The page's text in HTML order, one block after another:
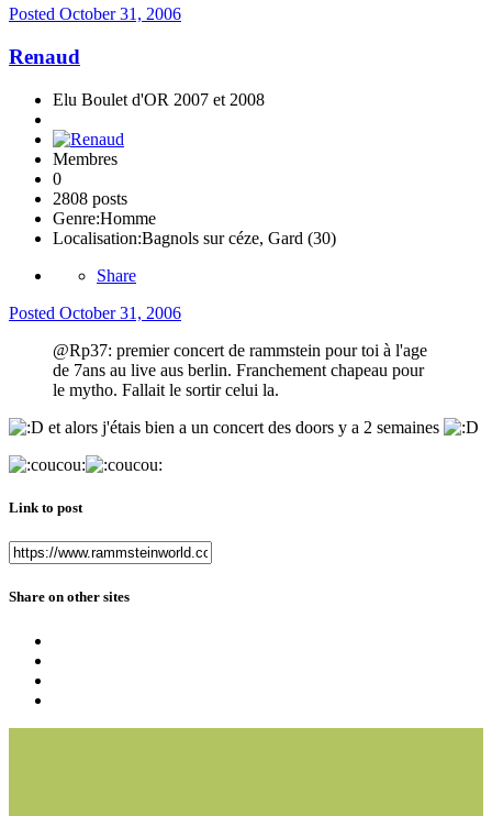
Posted October 31, 2006
Renaud
Elu Boulet d'OR 2007 et 2008
Membres
0
2808 posts
Genre:Homme
Localisation:Bagnols sur céze, Gard (30)
Share
Posted October 31, 2006
@Rp37: premier concert de rammstein pour toi à l'age
de 7ans au live aus berlin. Franchement chapeau pour
le mytho. Fallait le sortir celui la.
et alors j'étais bien a un concert des doors y a 2 semaines
Link to post
Share on other sites